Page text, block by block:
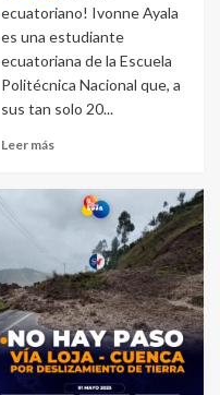
ecuatoriano! Ivonne Ayala
es una estudiante
ecuatoriana de la Escuela
Politécnica Nacional que, a
sus tan solo 20...
Leer más